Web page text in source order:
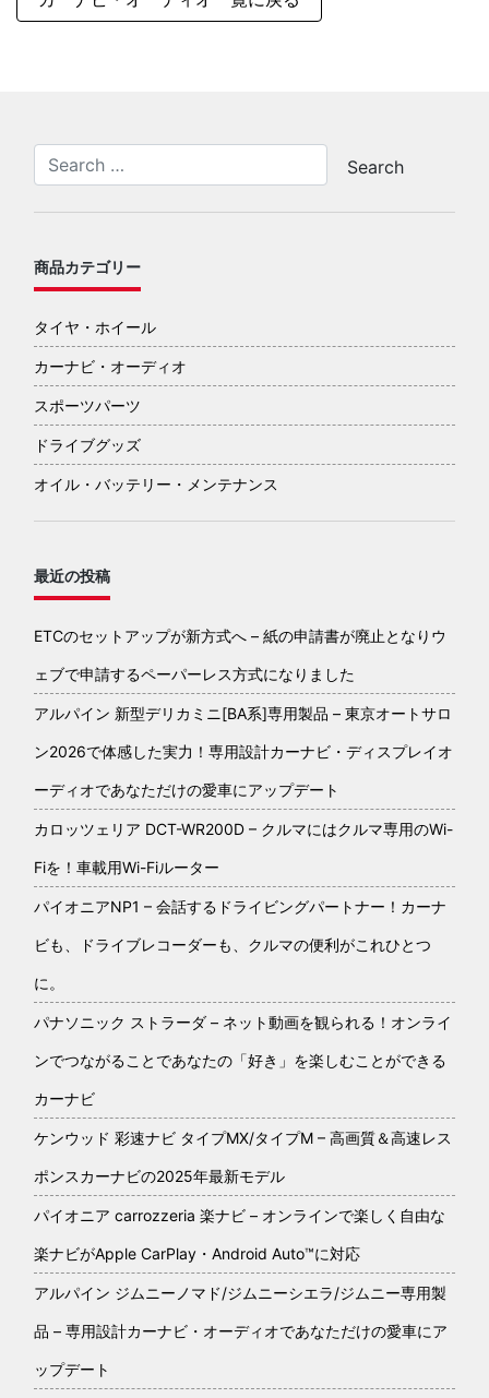
商品カテゴリー
タイヤ・ホイール
カーナビ・オーディオ
スポーツパーツ
ドライブグッズ
オイル・バッテリー・メンテナンス
最近の投稿
ETCのセットアップが新方式へ – 紙の申請書が廃止となりウ
ェブで申請するペーパーレス方式になりました
アルパイン 新型デリカミニ[BA系]専用製品 – 東京オートサロ
ン2026で体感した実力！専用設計カーナビ・ディスプレイオ
ーディオであなただけの愛車にアップデート
カロッツェリア DCT-WR200D – クルマにはクルマ専用のWi-
Fiを！車載用Wi-Fiルーター
パイオニアNP1 – 会話するドライビングパートナー！カーナ
ビも、ドライブレコーダーも、クルマの便利がこれひとつ
に。
パナソニック ストラーダ – ネット動画を観られる！オンライ
ンでつながることであなたの「好き」を楽しむことができる
カーナビ
ケンウッド 彩速ナビ タイプMX/タイプM – 高画質＆高速レス
ポンスカーナビの2025年最新モデル
パイオニア carrozzeria 楽ナビ – オンラインで楽しく自由な
楽ナビがApple CarPlay・Android Auto™に対応
アルパイン ジムニーノマド/ジムニーシエラ/ジムニー専用製
品 – 専用設計カーナビ・オーディオであなただけの愛車にア
ップデート